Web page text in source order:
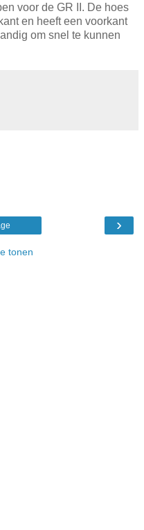
voor de GR II. De hoes
en heeft een voorkant
om snel te kunnen
›
tonen